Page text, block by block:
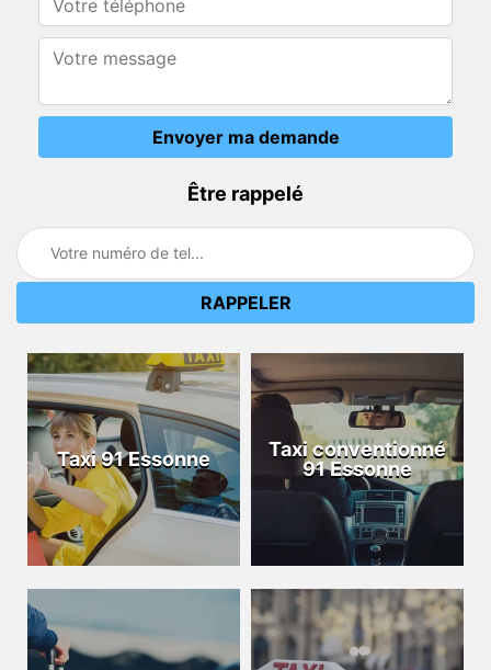
Être rappelé
Taxi 91 Essonne
Taxi conventionné
91 Essonne